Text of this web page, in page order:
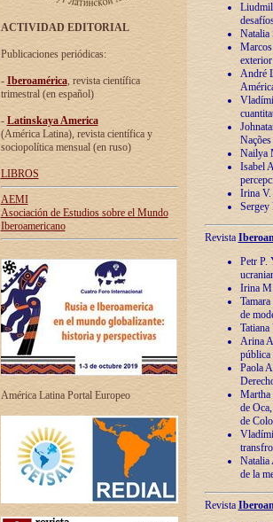
ACTIVIDAD EDITORIAL
Publicaciones periódicas:
- Iberoamérica, revista científica
trimestral (en español)
- Latinskaya America
(América Latina), revista científica y
sociopolítica mensual (en ruso)
LIBROS
AEMI
Asociación de Estudios sobre el Mundo
Iberoamericano
América Latina Portal Europeo
Natalia
André
Nailya
Isabel
Irina V.
Sergey
Revista
Petr P.
Irina
de
Arina
pública
Paola
Martha
de
de
Natalia
de la
Revista